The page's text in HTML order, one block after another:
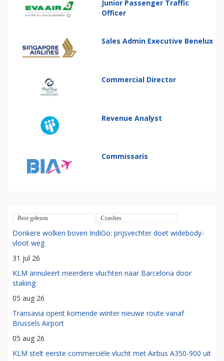
Junior Passenger Traffic
Officer
Sales Admin Executive Benelux
Commercial Director
Revenue Analyst
Commissaris
Best gelezen Crashes
Donkere wolken boven IndiGo: prijsvechter doet widebody-
vloot weg
31 jul 26
KLM annuleert meerdere vluchten naar Barcelona door
staking
05 aug 26
Transavia opent komende winter nieuwe route vanaf
Brussels Airport
05 aug 26
KLM stelt eerste commerciële vlucht met Airbus A350-900 uit